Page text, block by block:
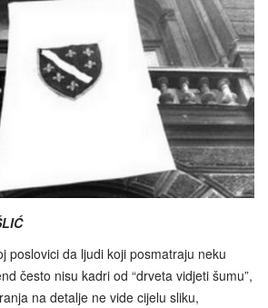
poslovici da ljudi koji posmatraju neku
često nisu kadri od “drveta vidjeti šumu”,
na detalje ne vide cijelu sliku,